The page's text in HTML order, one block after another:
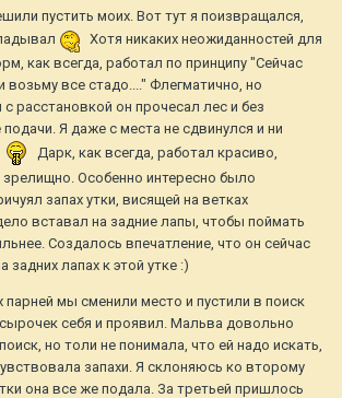
пустить моих. Вот тут я поизвращался,
Хотя никаких неожиданностей для
как всегда, работал по принципу "Сейчас
возьму все стадо...." Флегматично, но
расстановкой он прочесал лес и без
Я даже с места не сдвинулся и ни
Дарк, как всегда, работал красиво,
зрелищно. Особенно интересно было
запах утки, висящей на ветках
вставал на задние лапы, чтобы поймать
Создалось впечатление, что он сейчас
задних лапах к этой утке :)
мы сменили место и пустили в поиск
себя и проявил. Мальва довольно
но толи не понимала, что ей надо искать,
запахи. Я склоняюсь ко второму
она все же подала. За третьей пришлось